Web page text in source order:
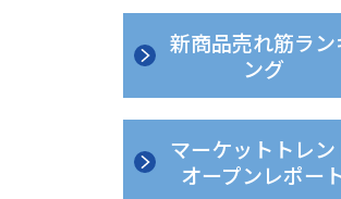
新商品売れ筋ラン
ング
マーケットトレン
オープンレポー